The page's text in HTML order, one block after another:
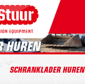
HUREN
SCHRANKLADER HUREN